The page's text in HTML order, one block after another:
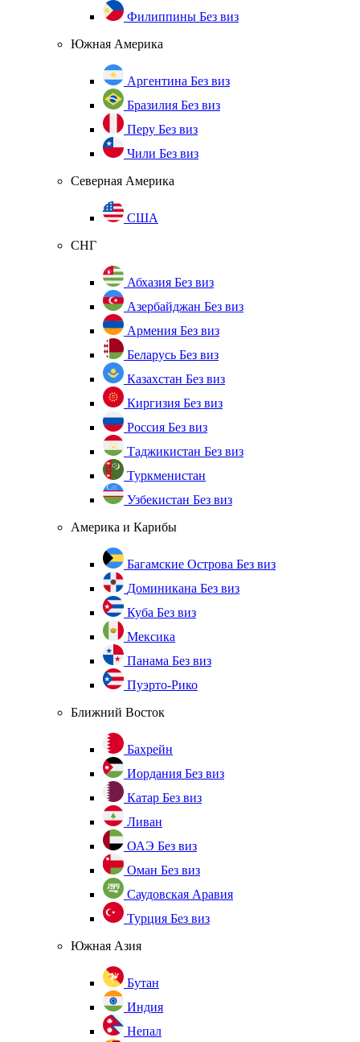
Филиппины Без виз
Южная Америка
Аргентина Без виз
Бразилия Без виз
Перу Без виз
Чили Без виз
Северная Америка
США
СНГ
Абхазия Без виз
Азербайджан Без виз
Армения Без виз
Беларусь Без виз
Казахстан Без виз
Киргизия Без виз
Россия Без виз
Таджикистан Без виз
Туркменистан
Узбекистан Без виз
Америка и Карибы
Багамские Острова Без виз
Доминикана Без виз
Куба Без виз
Мексика
Панама Без виз
Пуэрто-Рико
Ближний Восток
Бахрейн
Иордания Без виз
Катар Без виз
Ливан
ОАЭ Без виз
Оман Без виз
Саудовская Аравия
Турция Без виз
Южная Азия
Бутан
Индия
Непал